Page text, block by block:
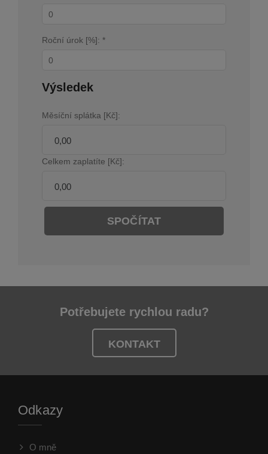
Roční úrok [%]: *
Výsledek
Měsíční splátka [Kč]:
Celkem zaplatíte [Kč]:
SPOČÍTAT
Potřebujete rychlou radu?
KONTAKT
Odkazy
O mně